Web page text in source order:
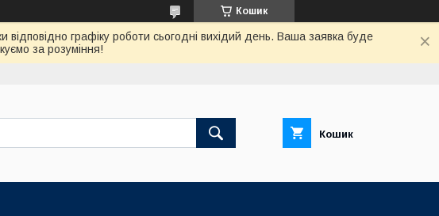
Кошик
графіку роботи сьогодні вихідий день. Ваша заявка буде
за розуміння!
Кошик